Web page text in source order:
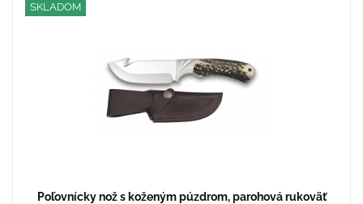
SKLADOM
Poľovnícky nož s koženým púzdrom, parohová rukoväť